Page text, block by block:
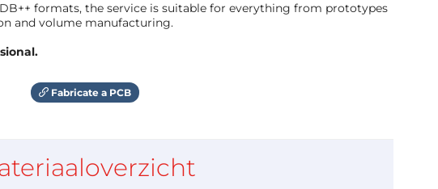
formats, the service is suitable for everything from prototypes
and volume manufacturing.
Fabricate a PCB